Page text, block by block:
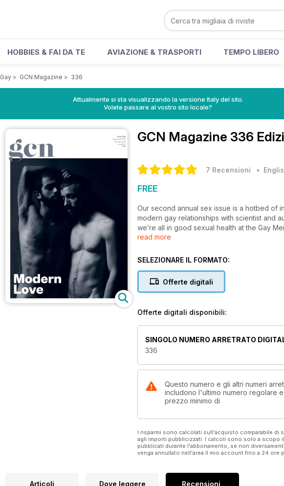
HOBBIES & FAI DA TE AVIAZIONE & TRASPORTI TEMPO LIBERO
Gay > GCN Magazine > 336
Attualmente si sta visualizzando la versione Italy del sito.
Volete passare al vostro sito locale?
GCN Magazine 336
7 Recensioni •
FREE
Our second annual sex issue is a hotbed of
modern gay relationships with scientist and
we’re all in good sexual health at the Gay
iconic 1980s Silence = Death poster, talks art
referendum and children’s legislation, and
read more
SELEZIONARE IL FORMATO:
Offerte digitali
Offerte digitali disponibili:
SINGOLO NUMERO ARRETRATO
336
Questo numero e gli altri numeri
includono l'ultimo numero regolare
prezzo minimo di
I risparmi sono calcolati sull'acquisto comparabile di
agli importi pubblicizzati. I calcoli sono solo a scopo
pubblicati durante l'abbonamento, se non
venga annullato nell'area Il mio account fino a 24 ore
Articoli Dove leggere Recensioni